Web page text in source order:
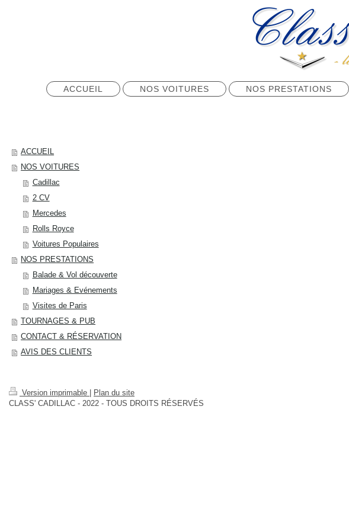
ACCUEIL NOS VOITURES NOS PRESTATIONS
ACCUEIL
NOS VOITURES
Cadillac
2 CV
Mercedes
Rolls Royce
Voitures Populaires
NOS PRESTATIONS
Balade & Vol découverte
Mariages & Evénements
Visites de Paris
TOURNAGES & PUB
CONTACT & RÉSERVATION
AVIS DES CLIENTS
Version imprimable | Plan du site
CLASS' CADILLAC - 2022 - TOUS DROITS RÉSERVÉS